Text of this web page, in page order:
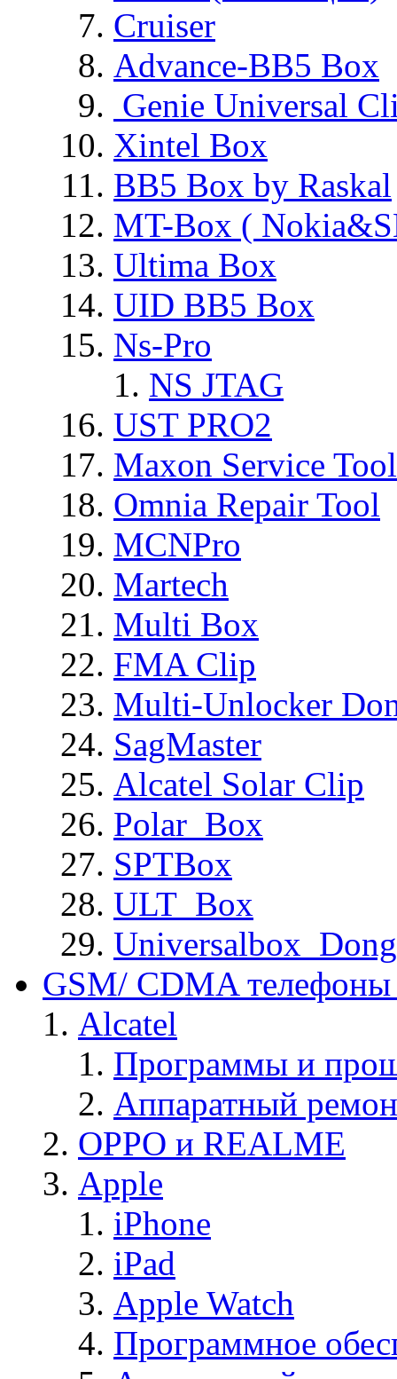
Cruiser
Advance-BB5 Box
Genie Universal
Xintel Box
BB5 Box by Raskal
MT-Box (
Ultima Box
UID BB5 Box
Ns-Pro
NS JTAG
UST PRO2
Maxon Service
Omnia Repair Tool
MCNPro
Martech
Multi Box
FMA Clip
Multi-Unlocker
SagMaster
Alcatel Solar Clip
Polar_Box
SPTBox
ULT_Box
GSM/ CDMA
Alcatel
Программы и
Аппаратный
OPPO и REALME
Apple
iPhone
iPad
Apple Watch
Программное